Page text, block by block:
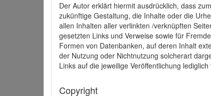
Der Autor erklärt hiermit ausdrücklich, dass
zukünftige Gestaltung, die Inhalte oder die
allen Inhalten aller verlinkten /verknüpften
gesetzten Links und Verweise sowie für
Formen von Datenbanken, auf deren Inhalt
der Nutzung oder Nichtnutzung solcherart
Links auf die jeweilige Veröffentlichung lediglich
Copyright